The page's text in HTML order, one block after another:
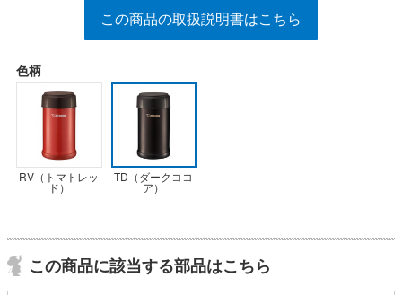
この商品の取扱説明書はこちら
色柄
RV（トマトレッ
ド）
TD（ダークココ
ア）
この商品に該当する部品はこちら